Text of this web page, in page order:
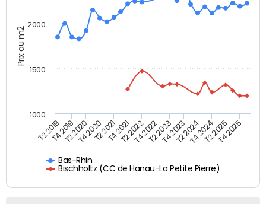
Prix au m2
Bas-Rhin
Bischholtz (CC de Hanau-La Petite Pierre)
T2 2019T4 2019T2 2020T4 2020T2 2021T4 2021T2 2022T4 2022T2 2023T4 2023T2 2024T4 2024T2 2025T4 2025
1000
1500
2000